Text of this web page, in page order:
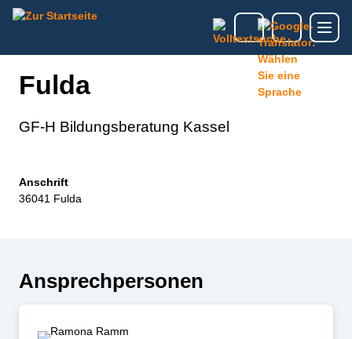
Fulda
GF-H Bildungsberatung Kassel
Anschrift
36041 Fulda
Ansprechpersonen